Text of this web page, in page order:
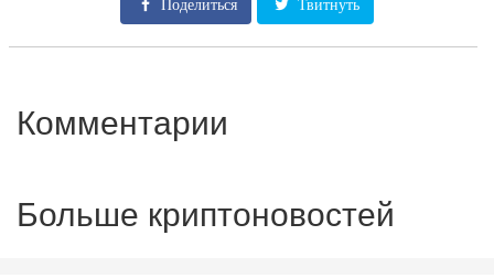
Поделиться Твитнуть
Комментарии
Больше криптоновостей